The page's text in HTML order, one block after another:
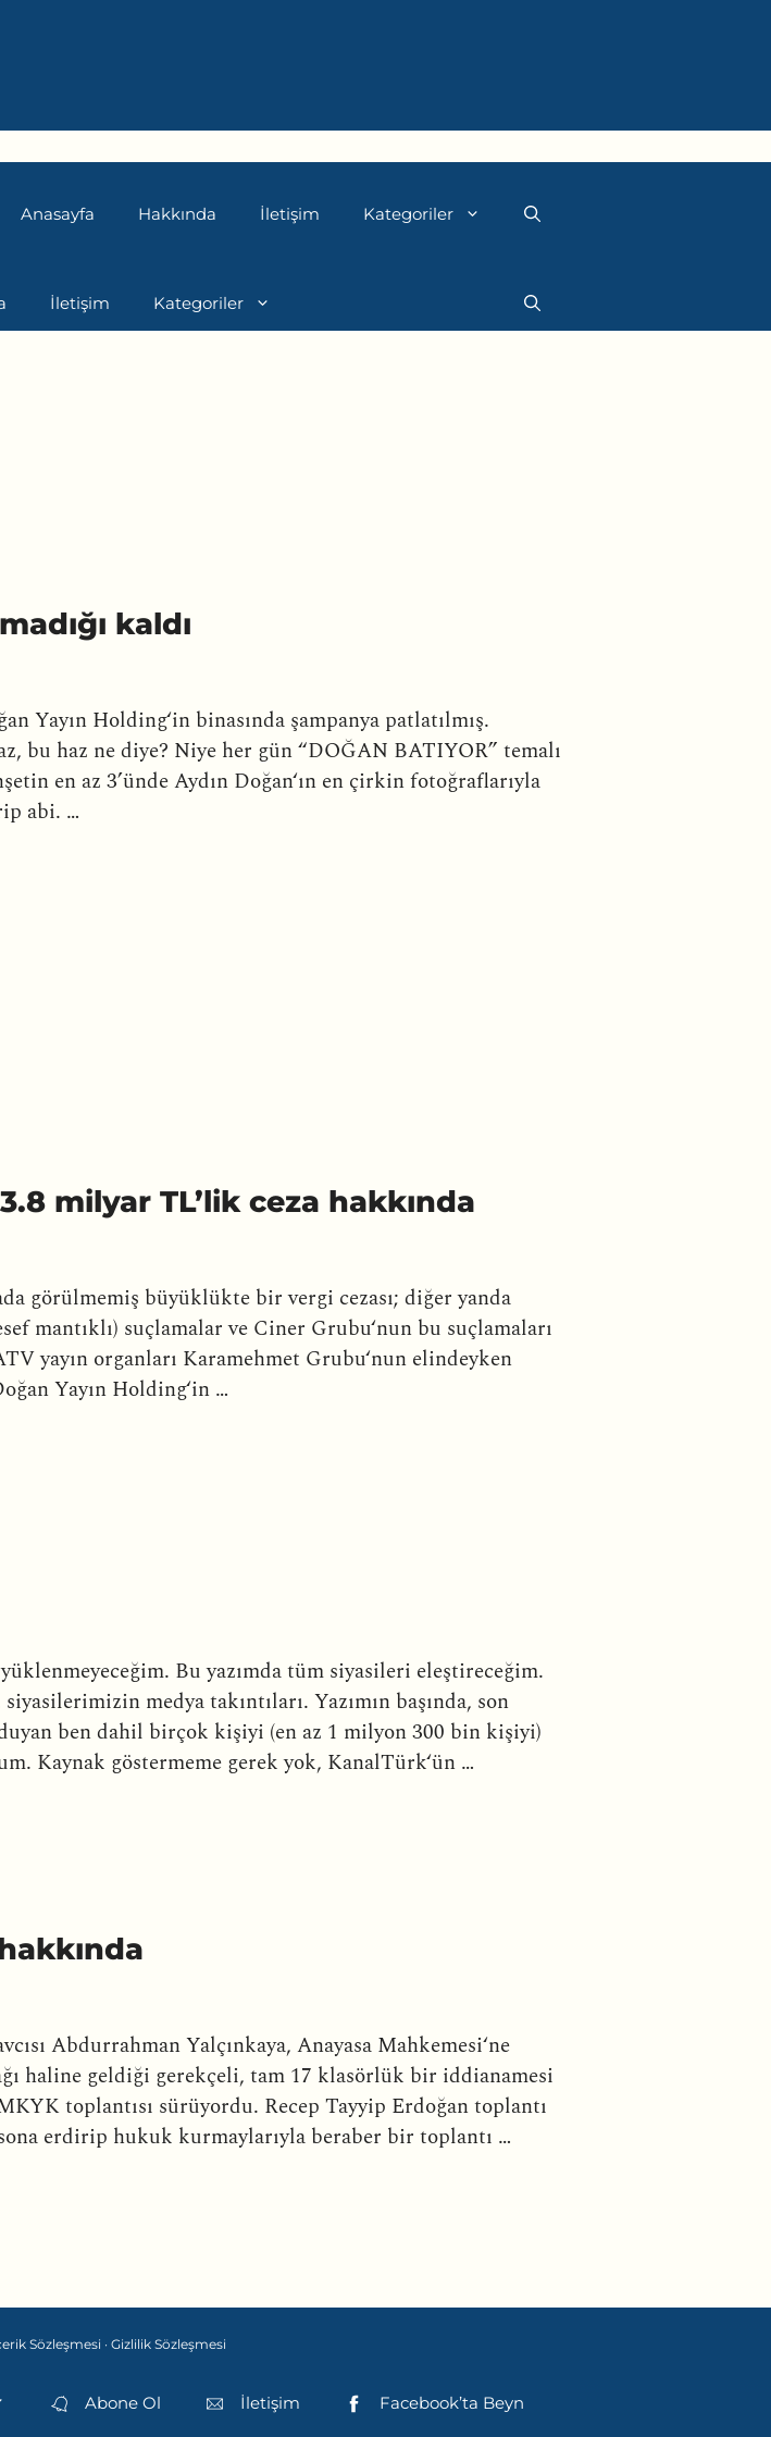
Anasayfa Hakkında İletişim Kategoriler
İletişim Kategoriler
kaldı
Yayın Holding‘in binasında şampanya patlatılmış.
bu haz ne diye? Niye her gün “DOĞAN BATIYOR” temalı
en az 3’ünde Aydın Doğan‘ın en çirkin fotoğraflarıyla
abi. …
milyar TL’lik ceza hakkında
görülmemiş büyüklükte bir vergi cezası; diğer yanda
mantıklı) suçlamalar ve Ciner Grubu‘nun bu suçlamaları
yayın organları Karamehmet Grubu‘nun elindeyken
Yayın Holding‘in …
Bu yazımda tüm siyasileri eleştireceğim.
medya takıntıları. Yazımın başında, son
ben dahil birçok kişiyi (en az 1 milyon 300 bin kişiyi)
Kaynak göstermeme gerek yok, KanalTürk‘ün …
Abdurrahman Yalçınkaya, Anayasa Mahkemesi‘ne
haline geldiği gerekçeli, tam 17 klasörlük bir iddianamesi
toplantısı sürüyordu. Recep Tayyip Erdoğan toplantı
erdirip hukuk kurmaylarıyla beraber bir toplantı …
Sözleşmesi · Gizlilik Sözleşmesi
Abone Ol İletişim Facebook’ta Beyn